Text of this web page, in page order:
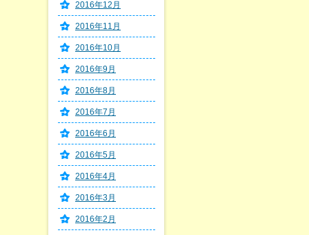
2016年12月
2016年11月
2016年10月
2016年9月
2016年8月
2016年7月
2016年6月
2016年5月
2016年4月
2016年3月
2016年2月